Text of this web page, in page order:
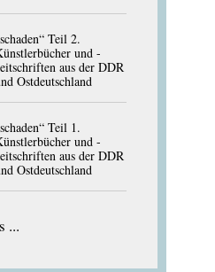
Teil 2.
und -
aus der DDR
Ostdeutschland
Teil 1.
und -
aus der DDR
Ostdeutschland
...